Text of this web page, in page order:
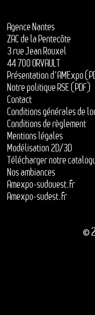
Agence Nantes
ZAC de la Pentecôte
3 rue Jean Rouxel
44 700 ORVAULT
Présentation d'AMExpo
Notre politique RSE (PDF)
Contact
Conditions générales de
Conditions de règlement
Mentions légales
Modélisation 2D/3D
Télécharger notre
Nos ambiances
Amexpo-sudouest.fr
Amexpo-sudest.fr
©